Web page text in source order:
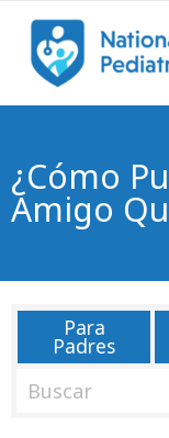
¿Cómo
Amigo
Para
Padres